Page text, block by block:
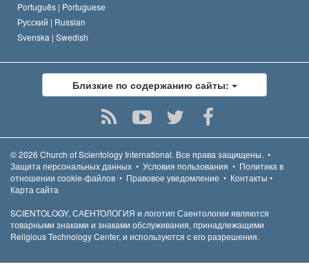
Português | Portuguese
Русский | Russian
Svenska | Swedish
Близкие по содержанию сайты:
© 2026 Church of Scientology International. Все права защищены. •
Защита персональных данных • Условия пользования • Политика в
отношении cookie-файлов • Правовое уведомление • Контакты •
Карта сайта
SCIENTOLOGY, САЕНТОЛОГИЯ и логотип Саентологии являются
товарными знаками и знаками обслуживания, принадлежащими
Religious Technology Center, и используются с его разрешения.